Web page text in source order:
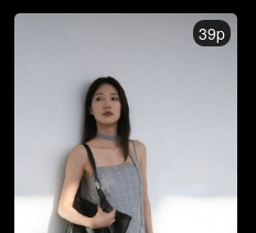
39p